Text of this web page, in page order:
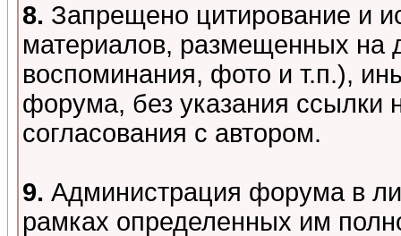
8. Запрещено цитирование и
материалов, размещенных на
воспоминания, фото и т.п.),
форума, без указания ссылки
согласования с автором.
9. Администрация форума в
рамках определенных им